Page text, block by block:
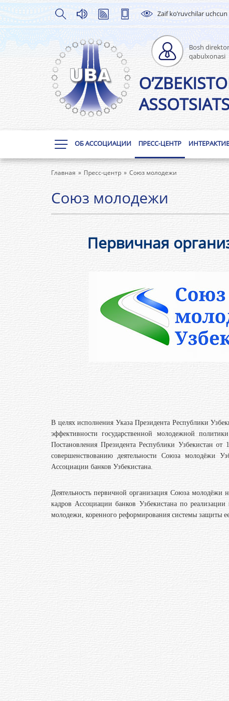
Zaif ko’ruvchilar uchcun
Bosh
qabulxonasi
ОБ АССОЦИАЦИИ ПРЕСС-ЦЕНТР
Главная Пресс-центр Союз молодежи
Союз молодежи
Первичная
В целях исполнения Указа Президента Республики
эффективности государственной молодежной
Постановления Президента Республики Узбекистан
совершенствованию деятельности Союза молодёжи
Ассоциации банков Узбекистана.
Деятельность первичной организация Союза
кадров Ассоциации банков Узбекистана по
молодежи, коренного реформирования системы защиты